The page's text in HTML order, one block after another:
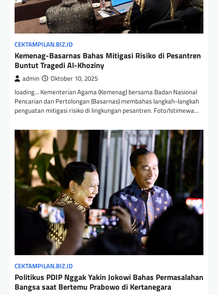
CEKTAMPILAN.BIZ.ID
Kemenag-Basarnas Bahas Mitigasi Risiko di Pesantren
Buntut Tragedi Al-Khoziny
admin Oktober 10, 2025
loading… Kementerian Agama (Kemenag) bersama Badan Nasional
Pencarian dan Pertolongan (Basarnas) membahas langkah-langkah
penguatan mitigasi risiko di lingkungan pesantren. Foto/Istimewa…
CEKTAMPILAN.BIZ.ID
Politikus PDIP Nggak Yakin Jokowi Bahas Permasalahan
Bangsa saat Bertemu Prabowo di Kertanegara